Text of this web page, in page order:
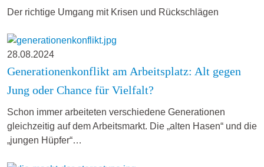
Der richtige Umgang mit Krisen und Rückschlägen
28.08.2024
Generationenkonflikt am Arbeitsplatz: Alt gegen
Jung oder Chance für Vielfalt?
Schon immer arbeiteten verschiedene Generationen
gleichzeitig auf dem Arbeitsmarkt. Die „alten Hasen“ und die
„jungen Hüpfer“…